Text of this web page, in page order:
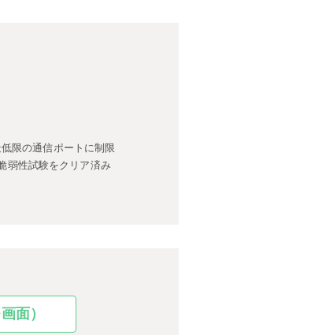
限の通信ポートに制限
弱性試験をクリア済み
面）